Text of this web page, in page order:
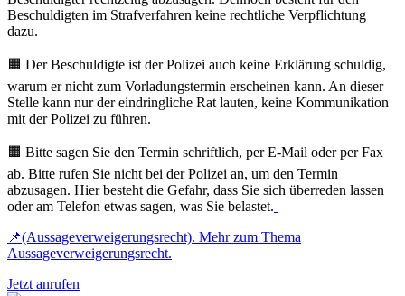
Beschuldigten im Strafverfahren keine rechtliche Verpflichtung
dazu.
🟧 Der Beschuldigte ist der Polizei auch keine Erklärung schuldig,
warum er nicht zum Vorladungstermin erscheinen kann. An dieser
Stelle kann nur der eindringliche Rat lauten, keine Kommunikation
mit der Polizei zu führen.
🟧 Bitte sagen Sie den Termin schriftlich, per E-Mail oder per Fax
ab. Bitte rufen Sie nicht bei der Polizei an, um den Termin
abzusagen. Hier besteht die Gefahr, dass Sie sich überreden lassen
oder am Telefon etwas sagen, was Sie belastet.
📌(Aussageverweigerungsrecht). Mehr zum Thema
Aussageverweigerungsrecht.
Jetzt anrufen